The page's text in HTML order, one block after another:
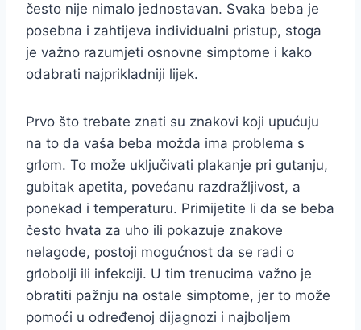
često nije nimalo jednostavan. Svaka beba je
posebna i zahtijeva individualni pristup, stoga
je važno razumjeti osnovne simptome i kako
odabrati najprikladniji lijek.
Prvo što trebate znati su znakovi koji upućuju
na to da vaša beba možda ima problema s
grlom. To može uključivati plakanje pri gutanju,
gubitak apetita, povećanu razdražljivost, a
ponekad i temperaturu. Primijetite li da se beba
često hvata za uho ili pokazuje znakove
nelagode, postoji mogućnost da se radi o
grlobolji ili infekciji. U tim trenucima važno je
obratiti pažnju na ostale simptome, jer to može
pomoći u određenoj dijagnozi i najboljem